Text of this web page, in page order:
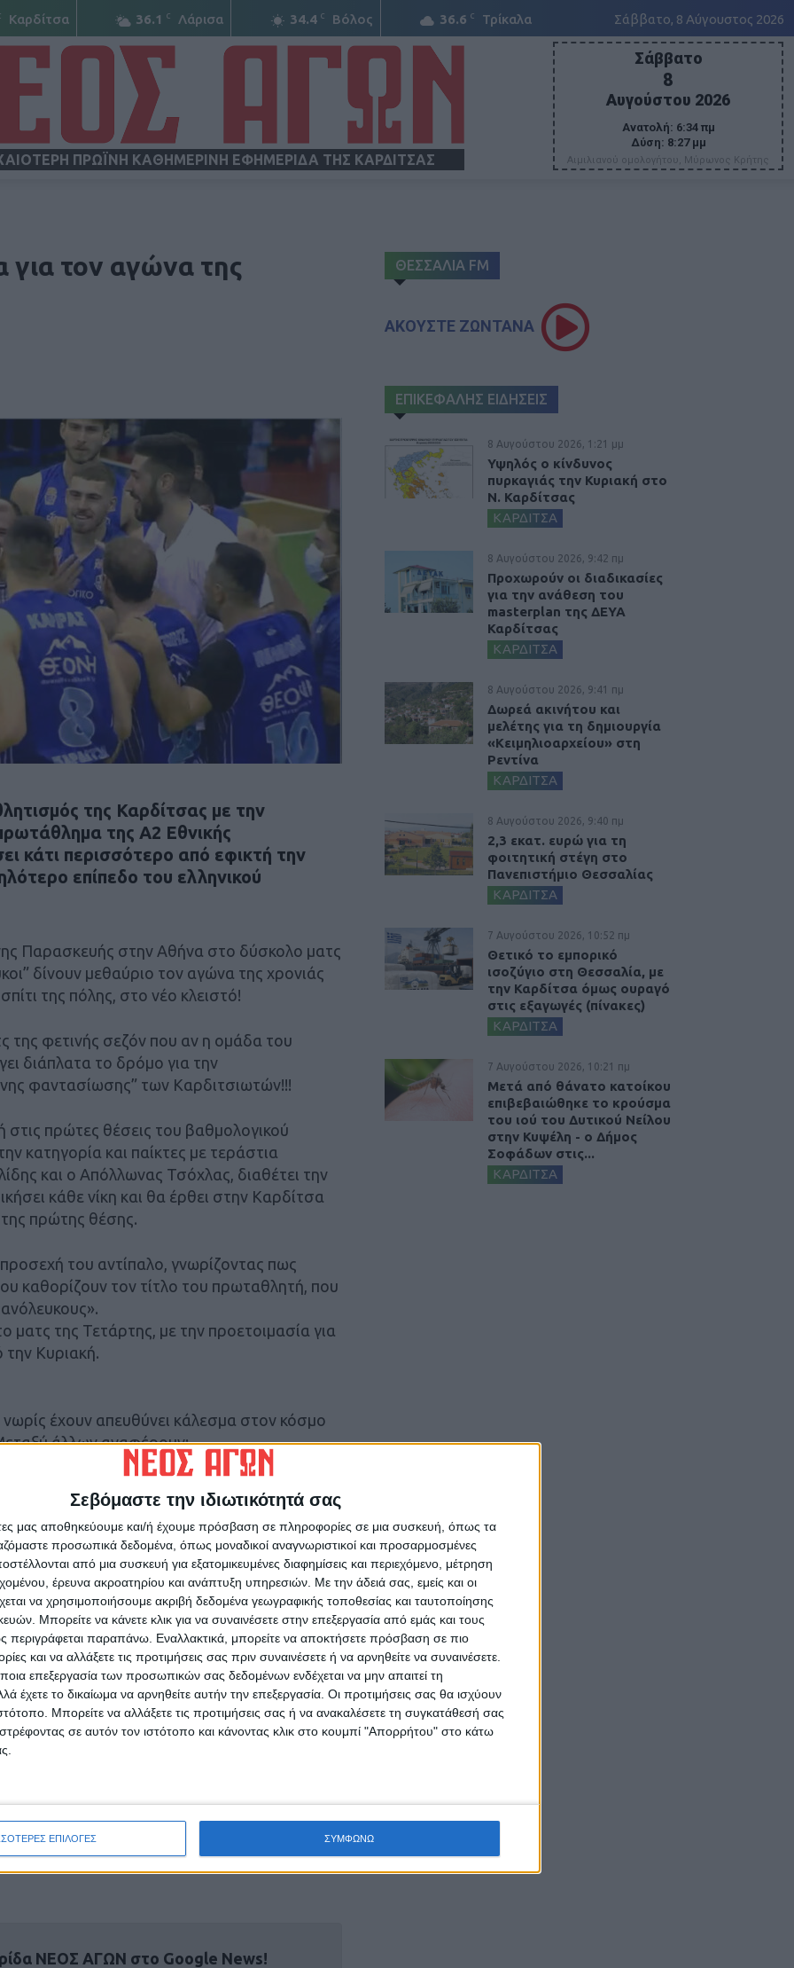
Σεβόμαστε την ιδιωτικότητά σας
μας αποθηκεύουμε και/ή έχουμε πρόσβαση σε πληροφορίες σε μια συσκευή, όπως τα
προσωπικά δεδομένα, όπως μοναδικοί αναγνωριστικοί και προσαρμοσμένες
από μια συσκευή για εξατομικευμένες διαφημίσεις και περιεχόμενο, μέτρηση
έρευνα ακροατηρίου και ανάπτυξη υπηρεσιών. Με την άδειά σας, εμείς και οι
να χρησιμοποιήσουμε ακριβή δεδομένα γεωγραφικής τοποθεσίας και ταυτοποίησης
Μπορείτε να κάνετε κλικ για να συναινέσετε στην επεξεργασία από εμάς και τους
περιγράφεται παραπάνω. Εναλλακτικά, μπορείτε να αποκτήσετε πρόσβαση σε πιο
και να αλλάξετε τις προτιμήσεις σας πριν συναινέσετε ή να αρνηθείτε να συναινέσετε.
επεξεργασία των προσωπικών σας δεδομένων ενδέχεται να μην απαιτεί τη
έχετε το δικαίωμα να αρνηθείτε αυτήν την επεξεργασία. Οι προτιμήσεις σας θα ισχύουν
Μπορείτε να αλλάξετε τις προτιμήσεις σας ή να ανακαλέσετε τη συγκατάθεσή σας
σε αυτόν τον ιστότοπο και κάνοντας κλικ στο κουμπί "Απορρήτου" στο κάτω
ΕΠΙΛΟΓΕΣ ΣΥΜΦΩΝΩ
Καρδίτσα 36.1 C Λάρισα 34.4 C Βόλος 36.6 C Τρίκαλα Σάββατο, 8 Αύγουστος 2026
ΠΡΩΪΝΗ ΚΑΘΗΜΕΡΙΝΗ ΕΦΗΜΕΡΙΔΑ ΤΗΣ ΚΑΡΔΙΤΣΑΣ
Σάββατο
8
Αυγούστου 2026
Ανατολή: 6:34 πμ
Δύση: 8:27 μμ
Αιμιλιανού ομολογήτου, Μύρωνος Κρήτης
για τον αγώνα της
της Καρδίτσας με την
της Α2 Εθνικής
κάτι περισσότερο από εφικτή την
επίπεδο του ελληνικού
Παρασκευής στην Αθήνα στο δύσκολο ματς
δίνουν μεθαύριο τον αγώνα της χρονιάς
της πόλης, στο νέο κλειστό!
της φετινής σεζόν που αν η ομάδα του
διάπλατα το δρόμο για την
φαντασίωσης” των Καρδιτσιωτών!!!
στις πρώτες θέσεις του βαθμολογικού
κατηγορία και παίκτες με τεράστια
και ο Απόλλωνας Τσόχλας, διαθέτει την
κάθε νίκη και θα έρθει στην Καρδίτσα
πρώτης θέσης.
του αντίπαλο, γνωρίζοντας πως
καθορίζουν τον τίτλο του πρωταθλητή, που
ματς της Τετάρτης, με την προετοιμασία για
την Κυριακή.
νωρίς έχουν απευθύνει κάλεσμα στον κόσμο
άλλων αναφέρουν:
της ομάδας και να τη στηρίξουν στην
αθλητισμό της περιοχής μας. Στον ενάμιση
περιόδου, όλη η πόλη πρέπει να
και προπονητές για να
επιτυχία.
πρέπει να βρεθεί στο Νέο Κλειστό
και τη φωνή της την ομάδα της πόλης
πραγματικότητα. Ο καλύτερος
από τους φιλάθλους και την Τετάρτη, όλοι
μια μεγάλη αθλητική υπέρβαση. Ασφαλώς και
στο σπουδαίο αυτό αθλητικό
συγκροτούν αυτή την απίθανη παρέα που
ΝΕΟΣ ΑΓΩΝ στο Google News!
ΘΕΣΣΑΛΙΑ FM
ΑΚΟΥΣΤΕ ΖΩΝΤΑΝΑ
ΕΠΙΚΕΦΑΛΗΣ ΕΙΔΗΣΕΙΣ
8 Αυγούστου 2026, 1:21 μμ
Υψηλός ο κίνδυνος
πυρκαγιάς την Κυριακή στο
Ν. Καρδίτσας
ΚΑΡΔΙΤΣΑ
8 Αυγούστου 2026, 9:42 πμ
Προχωρούν οι διαδικασίες
για την ανάθεση του
masterplan της ΔΕΥΑ
Καρδίτσας
ΚΑΡΔΙΤΣΑ
8 Αυγούστου 2026, 9:41 πμ
Δωρεά ακινήτου και
μελέτης για τη δημιουργία
«Κειμηλιοαρχείου» στη
Ρεντίνα
ΚΑΡΔΙΤΣΑ
8 Αυγούστου 2026, 9:40 πμ
2,3 εκατ. ευρώ για τη
φοιτητική στέγη στο
Πανεπιστήμιο Θεσσαλίας
ΚΑΡΔΙΤΣΑ
7 Αυγούστου 2026, 10:52 πμ
Θετικό το εμπορικό
ισοζύγιο στη Θεσσαλία, με
την Καρδίτσα όμως ουραγό
στις εξαγωγές (πίνακες)
ΚΑΡΔΙΤΣΑ
7 Αυγούστου 2026, 10:21 πμ
Μετά από θάνατο κατοίκου
επιβεβαιώθηκε το κρούσμα
του ιού του Δυτικού Νείλου
στην Κυψέλη - ο Δήμος
Σοφάδων στις...
ΚΑΡΔΙΤΣΑ